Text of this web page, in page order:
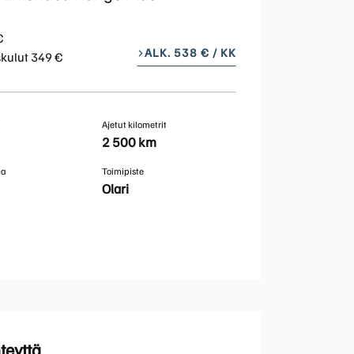
Bilian yksityisleasinglaskuri
Volvo Huoltosopimus
349 €
ALK. 538 € / KK
Ajetut kilometrit
2 500 km
Toimipiste
Olari